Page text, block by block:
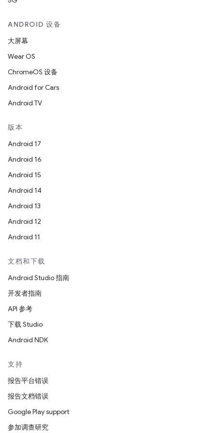
ANDROID 设备
大屏幕
Wear OS
ChromeOS 设备
Android for Cars
Android TV
版本
Android 17
Android 16
Android 15
Android 14
Android 13
Android 12
Android 11
文档和下载
Android Studio 指南
开发者指南
API 参考
下载 Studio
Android NDK
支持
报告平台错误
报告文档错误
Google Play support
参加调查研究